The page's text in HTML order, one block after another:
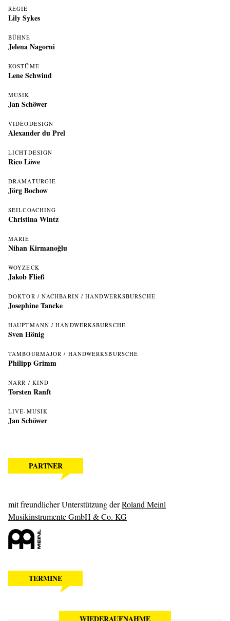
REGIE
Lily Sykes
BÜHNE
Jelena Nagorni
KOSTÜME
Lene Schwind
MUSIK
Jan Schöwer
VIDEODESIGN
Alexander du Prel
LICHTDESIGN
Rico Löwe
DRAMATURGIE
Jörg Bochow
SEILCOACHING
Christina Wintz
MARIE
Nihan Kirmanoğlu
WOYZECK
Jakob Fließ
DOKTOR / NACHBARIN / HANDWERKSBURSCHE
Josephine Tancke
HAUPTMANN / HANDWERKSBURSCHE
Sven Hönig
TAMBOURMAJOR / HANDWERKSBURSCHE
Philipp Grimm
NARR / KIND
Torsten Ranft
LIVE-MUSIK
Jan Schöwer
PARTNER
mit freundlicher Unterstützung derRoland Meinl
Musikinstrumente GmbH & Co. KG
TERMINE
WIEDERAUFNAHME